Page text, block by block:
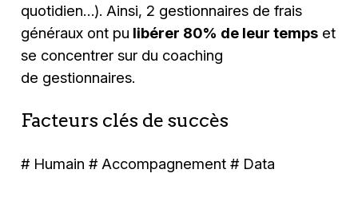
quotidien…). Ainsi, 2 gestionnaires de frais
généraux ont pu libérer 80% de leur temps et
se concentrer sur du coaching
de gestionnaires.
Facteurs clés de succès
# Humain # Accompagnement # Data